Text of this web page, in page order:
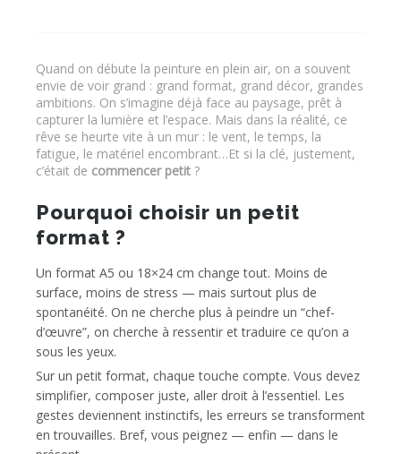
Quand on débute la peinture en plein air, on a souvent
envie de voir grand : grand format, grand décor, grandes
ambitions. On s’imagine déjà face au paysage, prêt à
capturer la lumière et l’espace. Mais dans la réalité, ce
rêve se heurte vite à un mur : le vent, le temps, la
fatigue, le matériel encombrant…Et si la clé, justement,
c’était de commencer petit ?
Pourquoi choisir un petit
format ?
Un format A5 ou 18×24 cm change tout. Moins de
surface, moins de stress — mais surtout plus de
spontanéité. On ne cherche plus à peindre un “chef-
d’œuvre”, on cherche à ressentir et traduire ce qu’on a
sous les yeux.
Sur un petit format, chaque touche compte. Vous devez
simplifier, composer juste, aller droit à l’essentiel. Les
gestes deviennent instinctifs, les erreurs se transforment
en trouvailles. Bref, vous peignez — enfin — dans le